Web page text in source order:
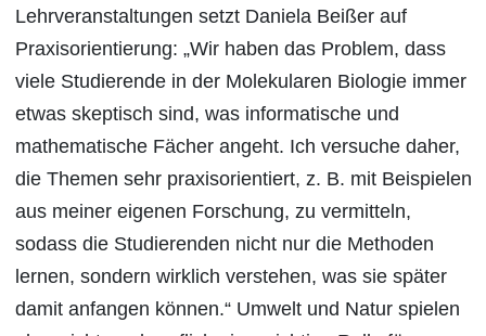
Lehrveranstaltungen setzt Daniela Beißer auf
Praxisorientierung: „Wir haben das Problem, dass
viele Studierende in der Molekularen Biologie immer
etwas skeptisch sind, was informatische und
mathematische Fächer angeht. Ich versuche daher,
die Themen sehr praxisorientiert, z. B. mit Beispielen
aus meiner eigenen Forschung, zu vermitteln,
sodass die Studierenden nicht nur die Methoden
lernen, sondern wirklich verstehen, was sie später
damit anfangen können.“ Umwelt und Natur spielen